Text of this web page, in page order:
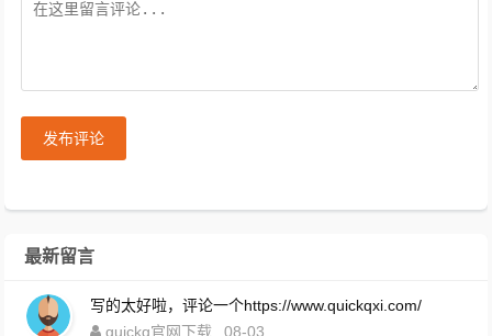
发布评论
最新留言
写的太好啦，评论一个https://www.quickqxi.com/
quickq官网下载
08-03